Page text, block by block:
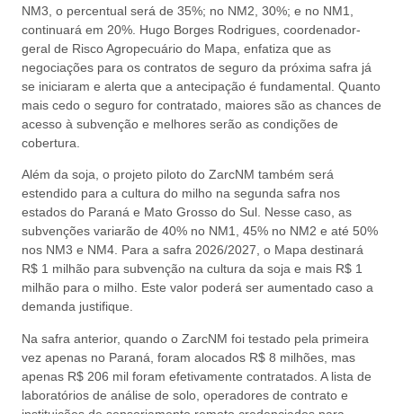
NM3, o percentual será de 35%; no NM2, 30%; e no NM1,
continuará em 20%. Hugo Borges Rodrigues, coordenador-
geral de Risco Agropecuário do Mapa, enfatiza que as
negociações para os contratos de seguro da próxima safra já
se iniciaram e alerta que a antecipação é fundamental. Quanto
mais cedo o seguro for contratado, maiores são as chances de
acesso à subvenção e melhores serão as condições de
cobertura.
Além da soja, o projeto piloto do ZarcNM também será
estendido para a cultura do milho na segunda safra nos
estados do Paraná e Mato Grosso do Sul. Nesse caso, as
subvenções variarão de 40% no NM1, 45% no NM2 e até 50%
nos NM3 e NM4. Para a safra 2026/2027, o Mapa destinará
R$ 1 milhão para subvenção na cultura da soja e mais R$ 1
milhão para o milho. Este valor poderá ser aumentado caso a
demanda justifique.
Na safra anterior, quando o ZarcNM foi testado pela primeira
vez apenas no Paraná, foram alocados R$ 8 milhões, mas
apenas R$ 206 mil foram efetivamente contratados. A lista de
laboratórios de análise de solo, operadores de contrato e